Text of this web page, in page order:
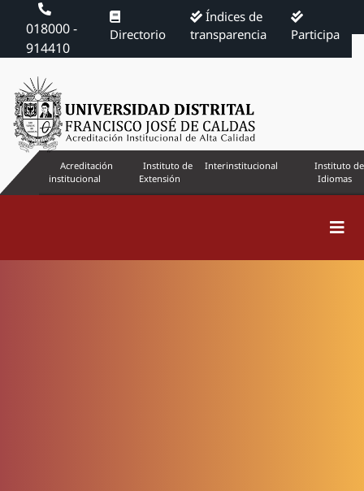
018000 -
914410
Directorio
Índices de
transparencia
Participa
Acreditación
institucional
Instituto de
Extensión
Interinstitucional
Instituto de
Idiomas